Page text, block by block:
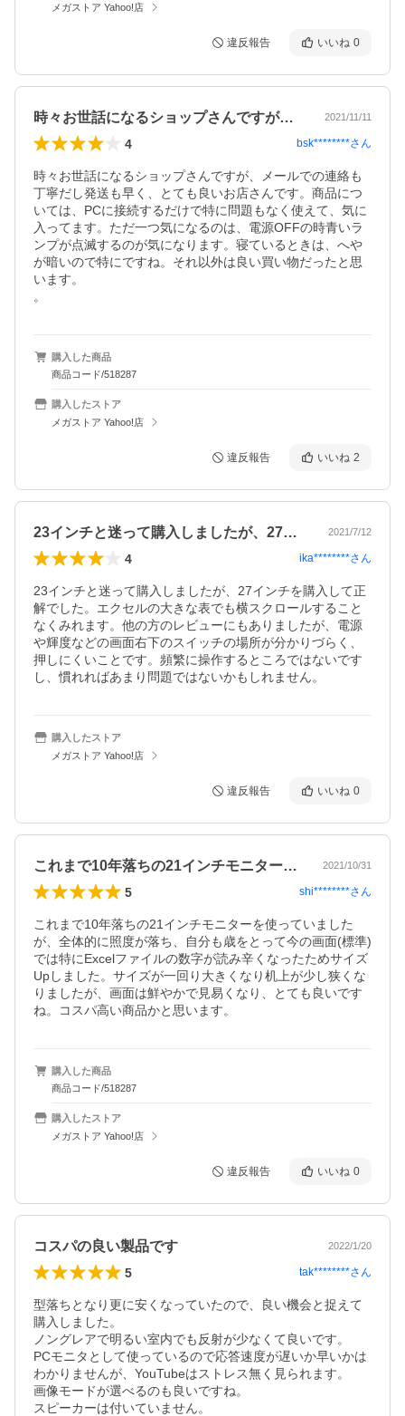
メガストア Yahoo!店
違反報告 いいね 0
時々お世話になるショップさんですが、メ… 2021/11/11
4 bsk********さん
時々お世話になるショップさんですが、メールでの連絡も
丁寧だし発送も早く、とても良いお店さんです。商品につ
いては、PCに接続するだけで特に問題もなく使えて、気に
入ってます。ただ一つ気になるのは、電源OFFの時青いラ
ンプが点滅するのが気になります。寝ているときは、へや
が暗いので特にですね。それ以外は良い買い物だったと思
います。
。
購入した商品
商品コード/518287
購入したストア
メガストア Yahoo!店
違反報告 いいね 2
23インチと迷って購入しましたが、27… 2021/7/12
4 ika********さん
23インチと迷って購入しましたが、27インチを購入して正
解でした。エクセルの大きな表でも横スクロールすること
なくみれます。他の方のレビューにもありましたが、電源
や輝度などの画面右下のスイッチの場所が分かりづらく、
押しにくいことです。頻繁に操作するところではないです
し、慣れればあまり問題ではないかもしれません。
購入したストア
メガストア Yahoo!店
違反報告 いいね 0
これまで10年落ちの21インチモニター… 2021/10/31
5 shi********さん
これまで10年落ちの21インチモニターを使っていました
が、全体的に照度が落ち、自分も歳をとって今の画面(標準)
では特にExcelファイルの数字が読み辛くなったためサイズ
Upしました。サイズが一回り大きくなり机上が少し狭くな
りましたが、画面は鮮やかで見易くなり、とても良いです
ね。コスパ高い商品かと思います。
購入した商品
商品コード/518287
購入したストア
メガストア Yahoo!店
違反報告 いいね 0
コスパの良い製品です 2022/1/20
5 tak********さん
型落ちとなり更に安くなっていたので、良い機会と捉えて
購入しました。
ノングレアで明るい室内でも反射が少なくて良いです。
PCモニタとして使っているので応答速度が遅いか早いかは
わかりませんが、YouTubeはストレス無く見られます。
画像モードが選べるのも良いですね。
スピーカーは付いていません。